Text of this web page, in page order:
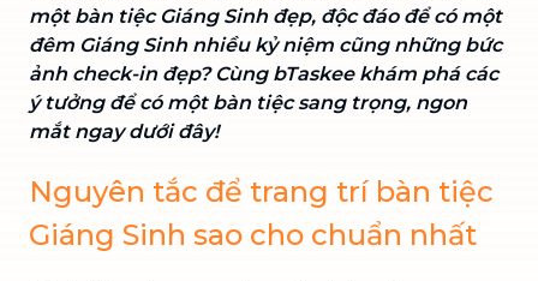
một bàn tiệc Giáng Sinh đẹp, độc đáo để có một
đêm Giáng Sinh nhiều kỷ niệm cũng những bức
ảnh check-in đẹp? Cùng bTaskee khám phá các
ý tưởng để có một bàn tiệc sang trọng, ngon
mắt ngay dưới đây!
Nguyên tắc để trang trí bàn tiệc
Giáng Sinh sao cho chuẩn nhất